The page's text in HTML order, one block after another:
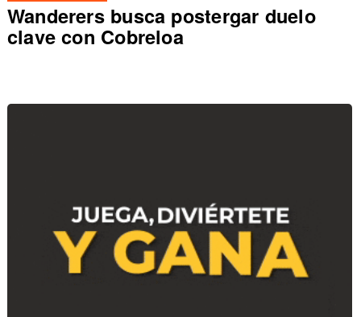
Wanderers busca postergar duelo
clave con Cobreloa